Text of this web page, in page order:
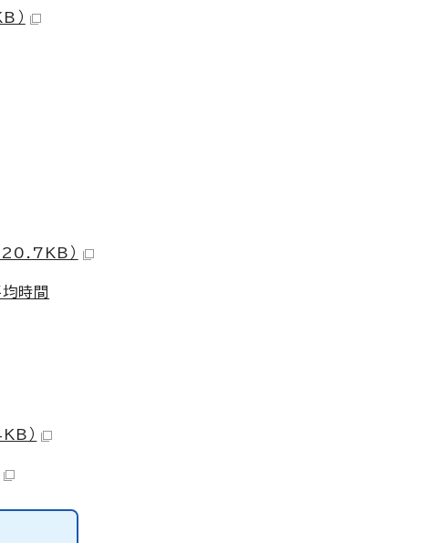
）
20.7KB）
時間
）